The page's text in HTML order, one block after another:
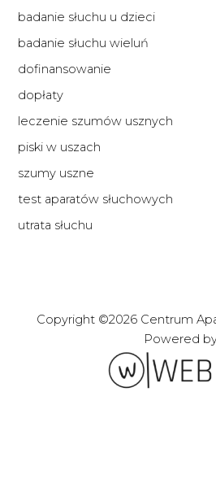
badanie słuchu u dzieci
badanie słuchu wieluń
dofinansowanie
dopłaty
leczenie szumów usznych
piski w uszach
szumy uszne
test aparatów słuchowych
utrata słuchu
Copyright ©2026 Centrum
Powered